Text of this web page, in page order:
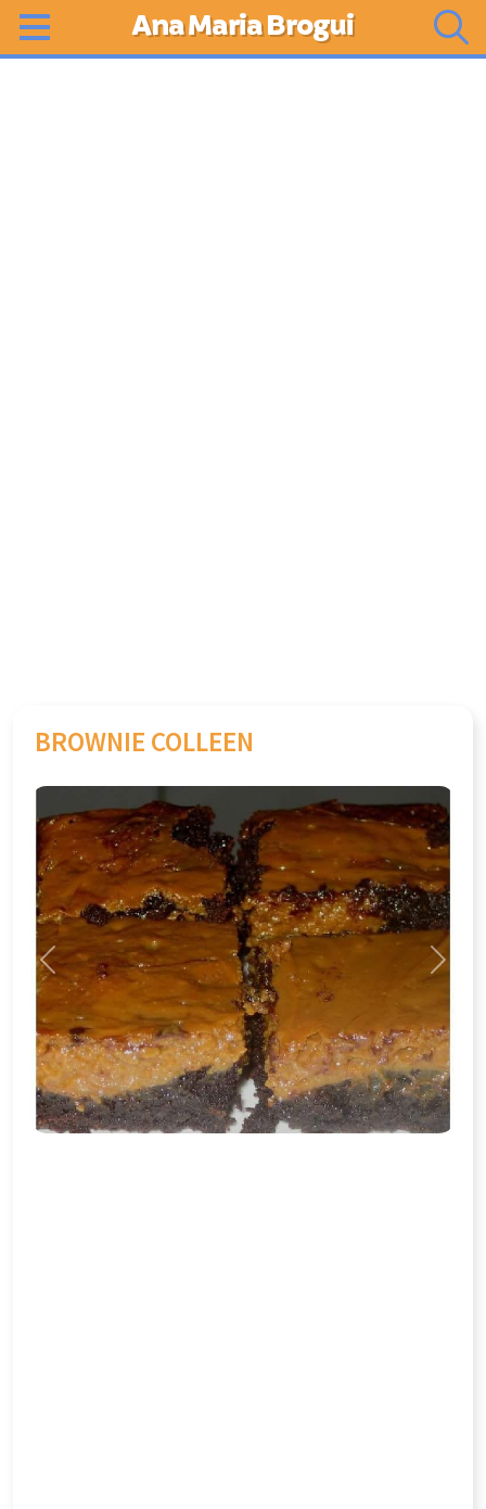
Ana Maria Brogui
BROWNIE COLLEEN
Previous Next